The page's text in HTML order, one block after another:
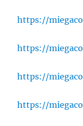
https://
https://
https://
https://